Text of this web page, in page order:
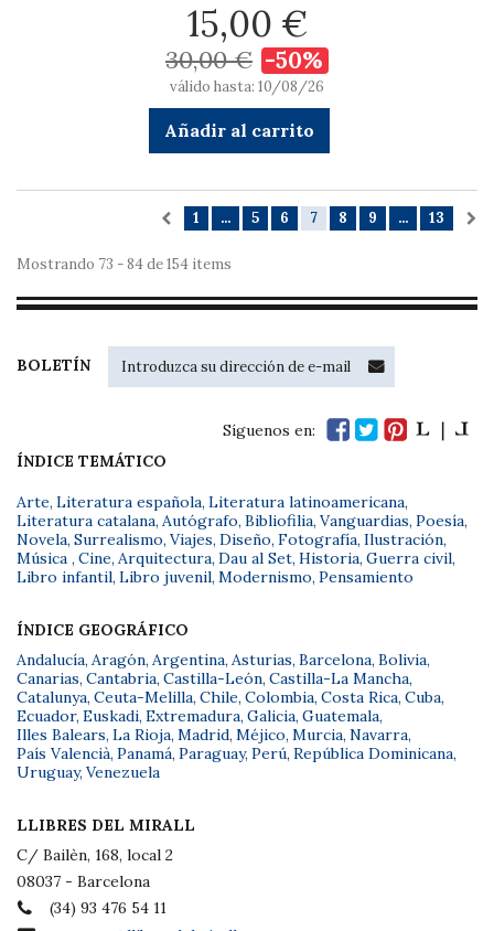
15,00 €
30,00 € -50%
válido hasta: 10/08/26
Añadir al carrito
1 ... 5 6 7 8 9 ... 13
Mostrando 73 - 84 de 154 items
BOLETÍN
Síguenos en:
ÍNDICE TEMÁTICO
Arte, Literatura española, Literatura latinoamericana,
Literatura catalana, Autógrafo, Bibliofilia, Vanguardias, Poesía,
Novela, Surrealismo, Viajes, Diseño, Fotografía, Ilustración,
Música , Cine, Arquitectura, Dau al Set, Historia, Guerra civil,
Libro infantil, Libro juvenil, Modernismo, Pensamiento
ÍNDICE GEOGRÁFICO
Andalucía, Aragón, Argentina, Asturias, Barcelona, Bolivia,
Canarias, Cantabria, Castilla-León, Castilla-La Mancha,
Catalunya, Ceuta-Melilla, Chile, Colombia, Costa Rica, Cuba,
Ecuador, Euskadi, Extremadura, Galicia, Guatemala,
Illes Balears, La Rioja, Madrid, Méjico, Murcia, Navarra,
País Valencià, Panamá, Paraguay, Perú, República Dominicana,
Uruguay, Venezuela
LLIBRES DEL MIRALL
C/ Bailèn, 168, local 2
08037 - Barcelona
(34) 93 476 54 11